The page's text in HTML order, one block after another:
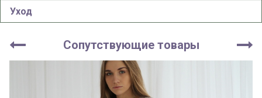
Уход
Сопутствующие товары